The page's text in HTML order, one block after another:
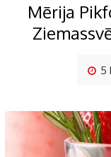
Mērija
5